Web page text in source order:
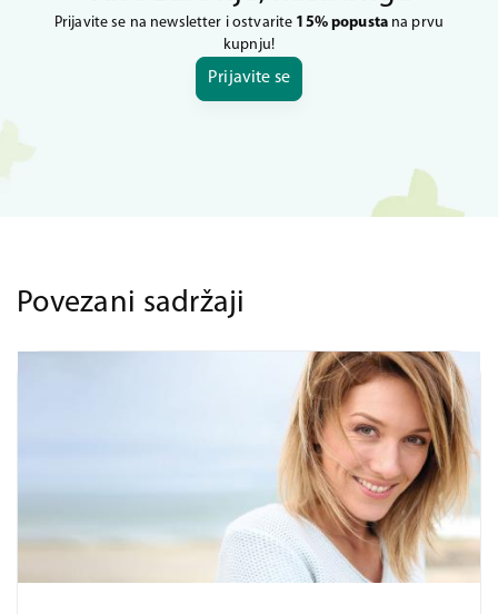
Prijavite se na newsletter i ostvarite 15% popustana prvu
kupnju!
Prijavite se
Povezani sadržaji